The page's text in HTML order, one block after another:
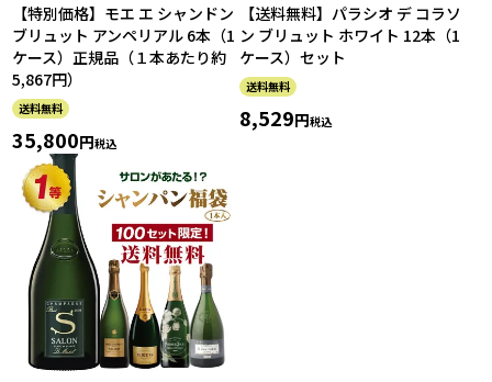
【特別価格】モエ エ シャンドン
ブリュット アンペリアル 6本（1
ケース）正規品（１本あたり約
5,867円）
送料無料
35,800 税込
【送料無料】パラシオ デ コラソ
ン ブリュット ホワイト 12本（1
ケース）セット
送料無料
8,529 税込